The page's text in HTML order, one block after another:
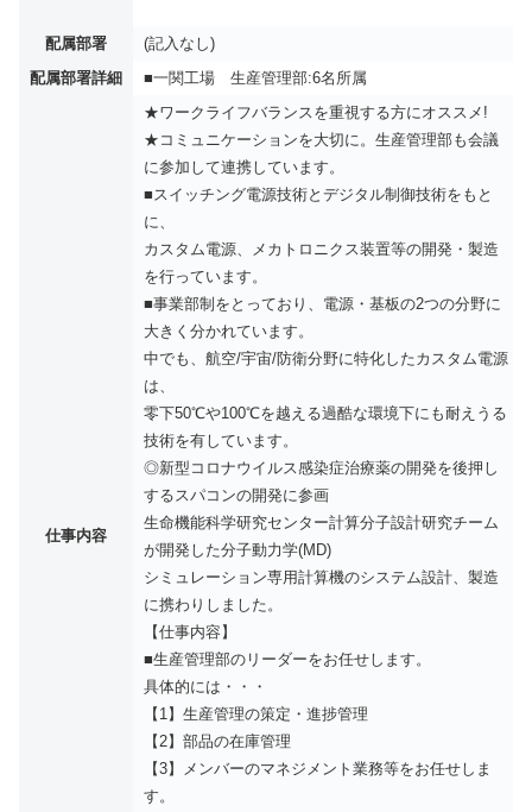
配属部署
(記入なし)
配属部署詳細
■一関工場 生産管理部:6名所属
仕事内容
★ワークライフバランスを重視する方にオススメ!
★コミュニケーションを大切に。生産管理部も会議
に参加して連携しています。
■スイッチング電源技術とデジタル制御技術をもと
に、
カスタム電源、メカトロニクス装置等の開発・製造
を行っています。
■事業部制をとっており、電源・基板の2つの分野に
大きく分かれています。
中でも、航空/宇宙/防衛分野に特化したカスタム電源
は、
零下50℃や100℃を越える過酷な環境下にも耐えうる
技術を有しています。
◎新型コロナウイルス感染症治療薬の開発を後押し
するスパコンの開発に参画
生命機能科学研究センター計算分子設計研究チーム
が開発した分子動力学(MD)
シミュレーション専用計算機のシステム設計、製造
に携わりしました。
【仕事内容】
■生産管理部のリーダーをお任せします。
具体的には・・・
【1】生産管理の策定・進捗管理
【2】部品の在庫管理
【3】メンバーのマネジメント業務等をお任せしま
す。